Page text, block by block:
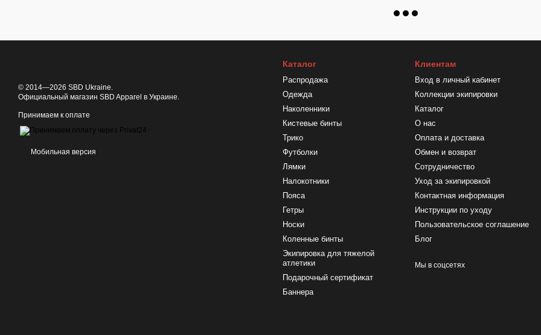
© 2014—2026 SBD Ukraine.
Официальный магазин SBD Apparel в Украине.
Принимаем к оплате
Мобильная версия
Каталог
Распродажа
Одежда
Наколенники
Кистевые бинты
Трико
Футболки
Лямки
Налокотники
Пояса
Гетры
Носки
Коленные бинты
Экипировка для тяжелой
атлетики
Подарочный сертификат
Баннера
Клиентам
Вход в личный кабинет
Коллекции экипировки
Каталог
О нас
Оплата и доставка
Обмен и возврат
Сотрудничество
Уход за экипировкой
Контактная информация
Инструкции по уходу
Пользовательское соглашение
Блог
Мы в соцсетях